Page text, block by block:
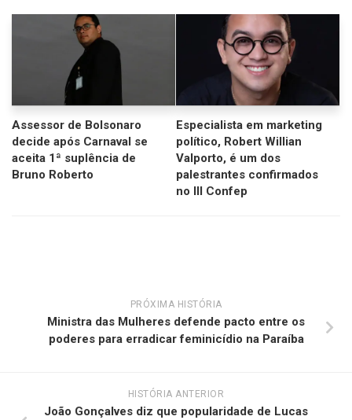
Assessor de Bolsonaro
decide após Carnaval se
aceita 1ª suplência de
Bruno Roberto
Especialista em marketing
político, Robert Willian
Valporto, é um dos
palestrantes confirmados
no III Confep
PRÓXIMA HISTÓRIA
Ministra das Mulheres defende pacto entre os
poderes para erradicar feminicídio na Paraíba
HISTÓRIA ANTERIOR
João Gonçalves diz que popularidade de Lucas